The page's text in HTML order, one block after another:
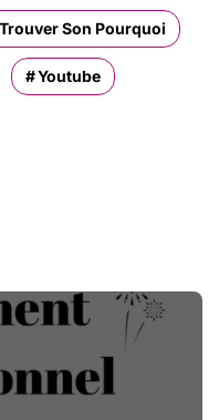
Trouver Son Pourquoi
Youtube